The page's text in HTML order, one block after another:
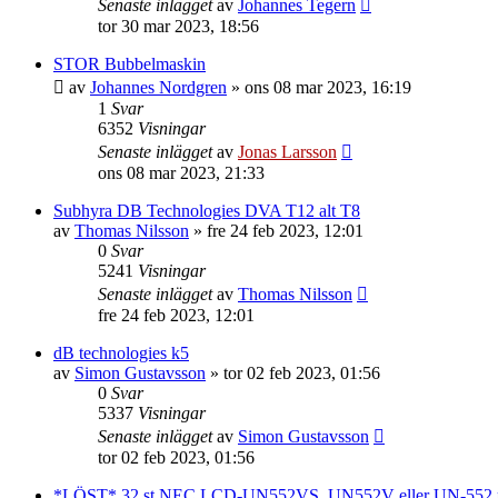
Senaste inläggetav Johannes Tegern
tor 30 mar 2023, 18:56
STOR Bubbelmaskin
av Johannes Nordgren » ons 08 mar 2023, 16:19
1 Svar
6352 Visningar
Senaste inläggetav Jonas Larsson
ons 08 mar 2023, 21:33
Subhyra DB Technologies DVA T12 alt T8
av Thomas Nilsson » fre 24 feb 2023, 12:01
0 Svar
5241 Visningar
Senaste inläggetav Thomas Nilsson
fre 24 feb 2023, 12:01
dB technologies k5
av Simon Gustavsson » tor 02 feb 2023, 01:56
0 Svar
5337 Visningar
Senaste inläggetav Simon Gustavsson
tor 02 feb 2023, 01:56